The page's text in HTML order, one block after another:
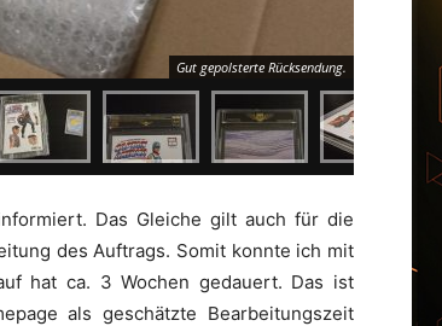
Gut gepolsterte Rücksendung.
Das Gleiche gilt auch für die
des Auftrags. Somit konnte ich mit
hat ca. 3 Wochen gedauert. Das ist
als geschätzte Bearbeitungszeit